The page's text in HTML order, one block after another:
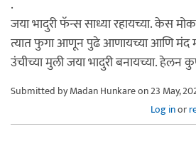
.
जया भादुरी फॅन्स साध्या रहायच्या. केस
त्यात फुगा आणून पुढे आणायच्या आणि मंद
उंचीच्या मुली जया भादुरी बनायच्या. हेलन
Submitted byMadan Hunkareon 23 May,
Log inor